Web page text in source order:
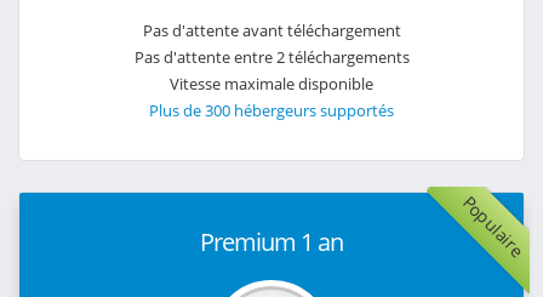
Pas d'attente avant téléchargement
Pas d'attente entre 2 téléchargements
Vitesse maximale disponible
Plus de 300 hébergeurs supportés
Populaire
Premium 1 an